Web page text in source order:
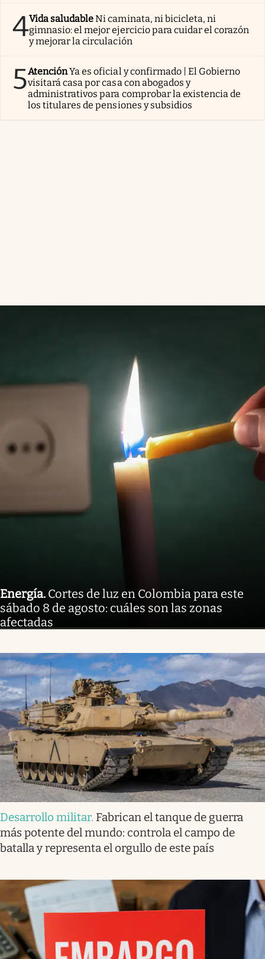
4Vida saludableNi caminata, ni bicicleta, ni
gimnasio: el mejor ejercicio para cuidar el corazón
y mejorar la circulación
5AtenciónYa es oficial y confirmado | El Gobierno
visitará casa por casa con abogados y
administrativos para comprobar la existencia de
los titulares de pensiones y subsidios
Energía. Cortes de luz en Colombia para este
sábado 8 de agosto: cuáles son las zonas
afectadas
Desarrollo militar. Fabrican el tanque de guerra
más potente del mundo: controla el campo de
batalla y representa el orgullo de este país